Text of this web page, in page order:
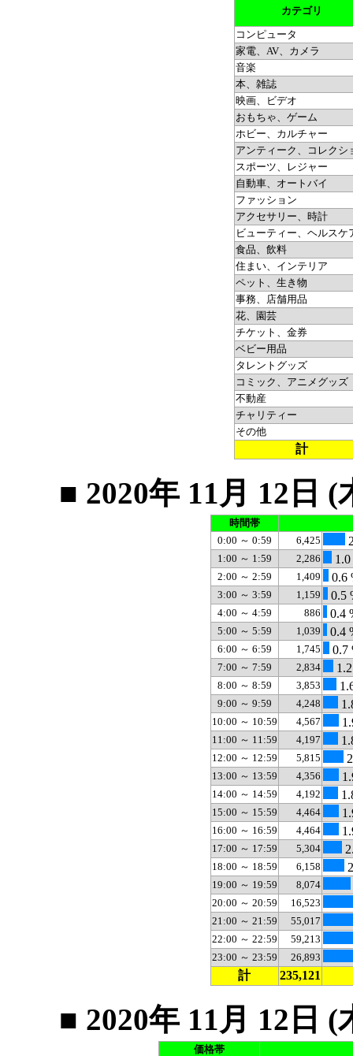
カテゴリ
コンピュータ
家電、AV、カメラ
音楽
本、雑誌
映画、ビデオ
おもちゃ、ゲーム
ホビー、カルチャー
アンティーク、コレクシ
スポーツ、レジャー
自動車、オートバイ
ファッション
アクセサリー、時計
ビューティー、ヘルスケ
食品、飲料
住まい、インテリア
ペット、生き物
事務、店舗用品
花、園芸
チケット、金券
ベビー用品
タレントグッズ
コミック、アニメグッズ
不動産
チャリティー
その他
計
■ 2020年 11月 12日
時間帯
0:00 ～ 0:59
6,425
1:00 ～ 1:59 2,286
2:00 ～ 2:59 1,409 0.6
3:00 ～ 3:59 1,159 0.5
4:00 ～ 4:59 886 0.4
5:00 ～ 5:59 1,039 0.4
6:00 ～ 6:59 1,745 0.7
7:00 ～ 7:59 2,834
8:00 ～ 8:59 3,853
9:00 ～ 9:59 4,248
10:00 ～ 10:59 4,567
11:00 ～ 11:59 4,197
12:00 ～ 12:59 5,815
13:00 ～ 13:59 4,356
14:00 ～ 14:59 4,192
15:00 ～ 15:59 4,464
16:00 ～ 16:59 4,464
17:00 ～ 17:59 5,304
18:00 ～ 18:59 6,158
19:00 ～ 19:59 8,074
20:00 ～ 20:59
16,523
21:00 ～ 21:59
55,017
22:00 ～ 22:59
59,213
23:00 ～ 23:59
26,893
計 235,121
■ 2020年 11月 12日
価格帯